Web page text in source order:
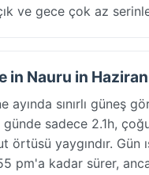
ve gece çok az
in Nauru in Haziran
ayında sınırlı güneş
sadece 2.1h,
örtüsü yaygındır. Gün
pm'a kadar sürer,